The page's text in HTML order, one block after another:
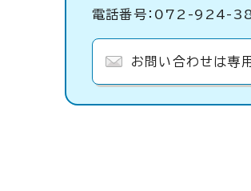
電話番号：072-924-
お問い合わせは専